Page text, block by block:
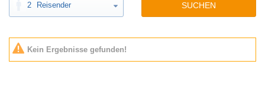
2 Reisender SUCHEN
Kein Ergebnisse gefunden!